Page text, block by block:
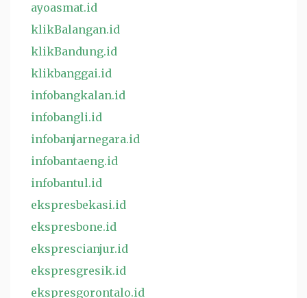
ayoasmat.id
klikBalangan.id
klikBandung.id
klikbanggai.id
infobangkalan.id
infobangli.id
infobanjarnegara.id
infobantaeng.id
infobantul.id
ekspresbekasi.id
ekspresbone.id
eksprescianjur.id
ekspresgresik.id
ekspresgorontalo.id